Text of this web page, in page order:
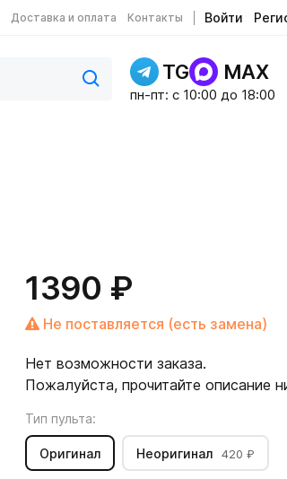
Доставка и оплата Контакты Войти
TG MAX
пн-пт: c 10:00 до 18:00
1390 ₽
Не поставляется (есть замена)
Нет возможности заказа.
Пожалуйста, прочитайте описание
Тип пульта:
Оригинал Неоригинал 420 ₽